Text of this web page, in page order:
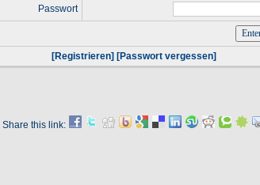
Passwort
[Registrieren] [Passwort vergessen]
Share this link: